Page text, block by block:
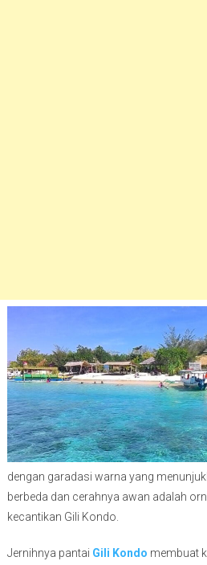
dengan garadasi warna yang
berbeda dan cerahnya awan adalah
kecantikan Gili Kondo.
Jernihnya pantai Gili Kondo membuat